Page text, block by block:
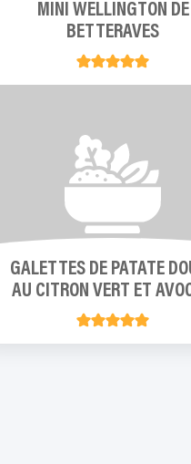
MINI WELLINGTON DE
BETTERAVES
GALETTES DE PATATE
AU CITRON VERT ET